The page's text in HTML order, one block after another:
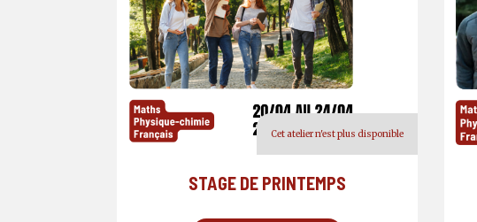
Cet atelier n'est plus disponible
STAGE DE PRINTEMPS